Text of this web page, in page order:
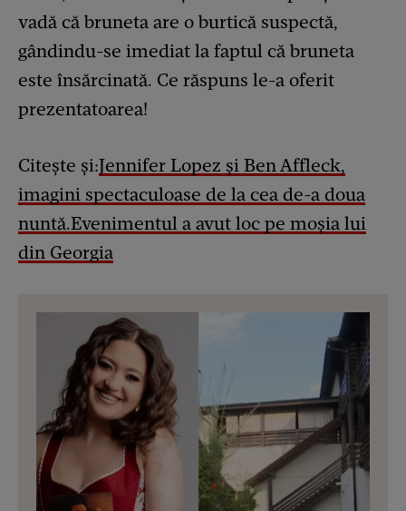
vadă că bruneta are o burtică suspectă,
gândindu-se imediat la faptul că bruneta
este însărcinată. Ce răspuns le-a oferit
prezentatoarea!
Citește și:Jennifer Lopez și Ben Affleck,
imagini spectaculoase de la cea de-a doua
nuntă.Evenimentul a avut loc pe moșia lui
din Georgia